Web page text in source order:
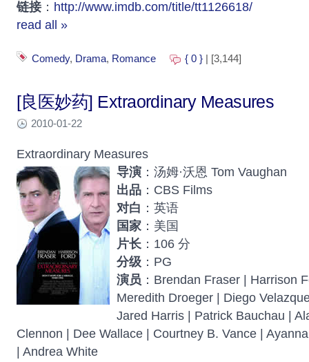
链接 ： http://www.imdb.com/title/tt1126618/
read all »
Comedy, Drama, Romance { 0 } | [3,144]
[良医妙药] Extraordinary Measures
2010-01-22
Extraordinary Measures
导演 ：汤姆·沃恩 Tom Vaughan
出品 ：CBS Films
对白 ：英语
国家 ：美国
片长 ：106 分
分级 ：PG
演员 ：Brendan Fraser | Harrison
Meredith Droeger | Diego
Jared Harris | Patrick Bauchau |
Clennon | Dee Wallace | Courtney B. Vance |
| Andrea White